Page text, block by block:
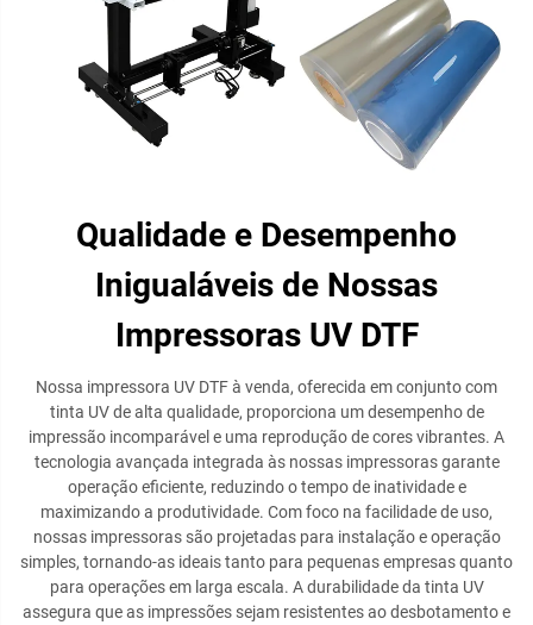
Qualidade e Desempenho
Inigualáveis de Nossas
Impressoras UV DTF
Nossa impressora UV DTF à venda, oferecida em conjunto com
tinta UV de alta qualidade, proporciona um desempenho de
impressão incomparável e uma reprodução de cores vibrantes. A
tecnologia avançada integrada às nossas impressoras garante
operação eficiente, reduzindo o tempo de inatividade e
maximizando a produtividade. Com foco na facilidade de uso,
nossas impressoras são projetadas para instalação e operação
simples, tornando-as ideais tanto para pequenas empresas quanto
para operações em larga escala. A durabilidade da tinta UV
assegura que as impressões sejam resistentes ao desbotamento e